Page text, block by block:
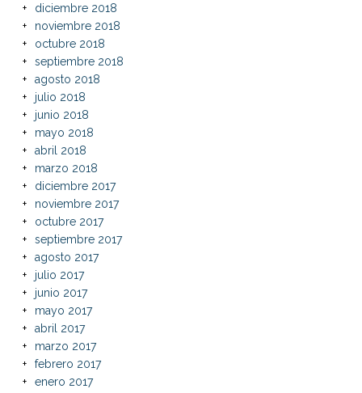
diciembre 2018
noviembre 2018
octubre 2018
septiembre 2018
agosto 2018
julio 2018
junio 2018
mayo 2018
abril 2018
marzo 2018
diciembre 2017
noviembre 2017
octubre 2017
septiembre 2017
agosto 2017
julio 2017
junio 2017
mayo 2017
abril 2017
marzo 2017
febrero 2017
enero 2017